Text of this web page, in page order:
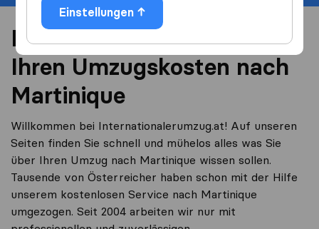
Einstellungen
Reduzieren Sie 40% von
Ihren Umzugskosten nach
Martinique
Willkommen bei Internationalerumzug.at! Auf unseren
Seiten finden Sie schnell und mühelos alles was Sie
über Ihren Umzug nach Martinique wissen sollen.
Tausende von Österreicher haben schon mit der Hilfe
unserem kostenlosen Service nach Martinique
umgezogen. Seit 2004 arbeiten wir nur mit